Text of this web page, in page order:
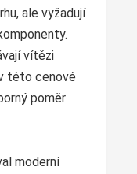
ale vyžadují
vítězi
této cenové
poměr
moderní